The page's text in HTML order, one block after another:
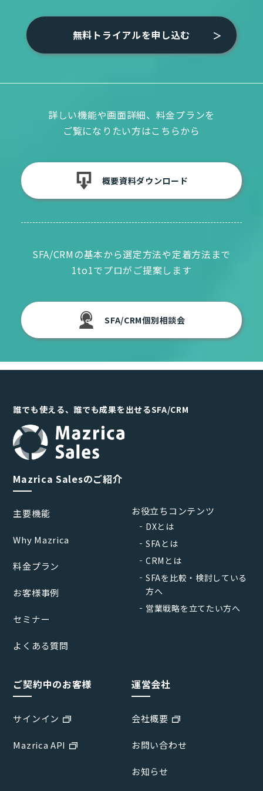
無料トライアルを申し込む
詳しい機能や画面詳細、料金プランを
ご覧になりたい方はこちらから
概要資料ダウンロード
SFA/CRMの基本から選定方法や定着方法まで
1to1でプロがご提案します
SFA/CRM個別相談会
誰でも使える、誰でも成果を出せるSFA/CRM
Mazrica Salesのご紹介
主要機能
Why Mazrica
料金プラン
お客様事例
セミナー
よくある質問
お役立ちコンテンツ
DXとは
SFAとは
CRMとは
SFAを比較・検討している
方へ
営業戦略を立てたい方へ
ご契約中のお客様
サインイン
Mazrica API
運営会社
会社概要
お問い合わせ
お知らせ